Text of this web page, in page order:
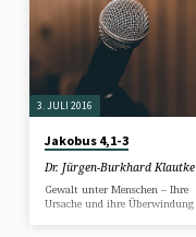
3. JULI 2016
Jakobus 4,1-3
Dr. Jürgen-Burkhard Klautke
Gewalt unter Menschen – Ihre
Ursache und ihre Überwindung